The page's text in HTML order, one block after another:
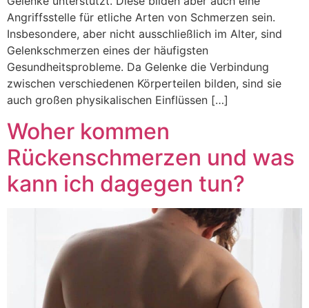
Angriffsstelle für etliche Arten von Schmerzen sein.
Insbesondere, aber nicht ausschließlich im Alter, sind
Gelenkschmerzen eines der häufigsten
Gesundheitsprobleme. Da Gelenke die Verbindung
zwischen verschiedenen Körperteilen bilden, sind sie
auch großen physikalischen Einflüssen […]
Woher kommen
Rückenschmerzen und was
kann ich dagegen tun?